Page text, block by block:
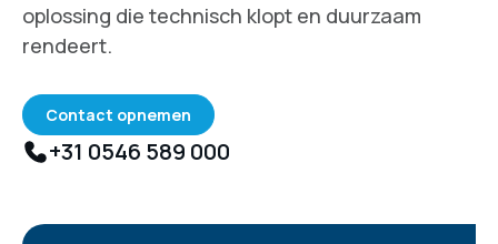
oplossing die technisch klopt en duurzaam
rendeert.
Contact opnemen
+31 0546 589 000